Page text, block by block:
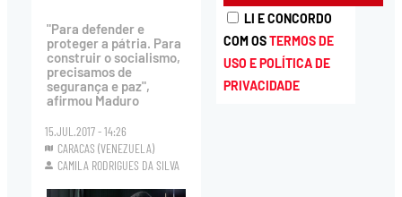
"Para defender e
proteger a pátria. Para
construir o socialismo,
precisamos de
segurança e paz",
afirmou Maduro
15.JUL.2017 - 14:26
CARACAS (VENEZUELA)
CAMILA RODRIGUES DA SILVA
LI E CONCORDO
COM OSTERMOS DE
USO E POLÍTICA DE
PRIVACIDADE